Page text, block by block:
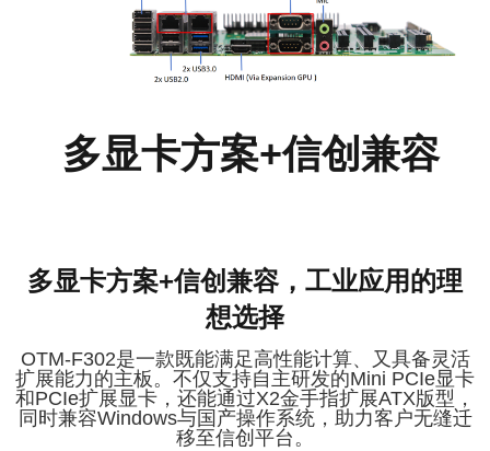
多显卡方案+信创兼容
多显卡方案+信创兼容，工业应用的理
想选择
OTM-F302是一款既能满足高性能计算、又具备灵活
扩展能力的主板。不仅支持自主研发的Mini PCIe显卡
和PCIe扩展显卡，还能通过X2金手指扩展ATX版型，
同时兼容Windows与国产操作系统，助力客户无缝迁
移至信创平台。